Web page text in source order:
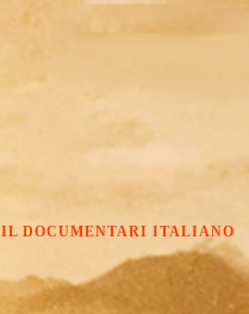
IL DOCUMENTARI ITALIANO